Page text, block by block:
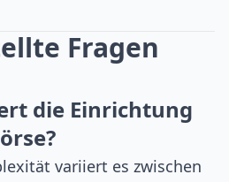
Fragen
die Einrichtung
variiert es zwischen